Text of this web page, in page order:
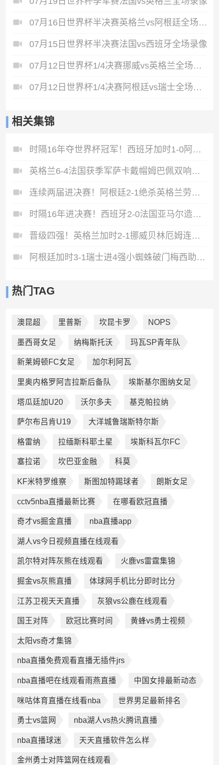
07月16日世界杯半决赛英格兰vs阿根廷全场录像
07月15日世界杯半决赛法国vs西班牙全场录像
07月12日世界杯1/4决赛挪威vs英格兰全场录像
07月12日世界杯1/4决赛阿根廷vs瑞士全场录像
相关集锦
时隔16年夺世界杯冠军！西班牙加时1-0阿根廷费兰制胜恩佐染红
英格兰6-4法国获季军萨卡戴帽姆巴佩双响创纪录奥利塞2助+失良机
连续两届进决赛！阿根廷2-1绝杀英格兰劳塔罗恩佐破门梅西两助攻
时隔16年进决赛！西班牙2-0法国亚马尔造点奥亚萨瓦尔、波罗破门
晋级四强！英格兰加时2-1挪威贝林厄姆连场双响谢尔德鲁普破门
阿根廷加时3-1瑞士进4强小蜘蛛破门梅西助攻麦卡恩博洛假摔染红
热门TAG
澳昆超 里普斯 坎昆卡罗 NOPS
墨西哥女足 纳梅斯托沃 玛瓦SP青年队
新莱姆顿FC女足 加尔利阿瓦
里奥内格罗阿吉拉斯后备队 埃斯基尔图纳女足
塔瓜廷加U20 沃尔多夫 基克帕拉纳
萨尔布吕肯U19 大洋城鲁瑞斯特尔斯
格雷纳 拉缅斯科耶土星 埃斯科瓦尔FC
塞拉诺 坎巴亚金融 科莫
KF米特罗维察 斯图加特踢球者 朗斯女足
cctv5nba直播最新比赛 在哪看欧冠直播
奇才vs掘金直播 nba直播app
湖人vs今日视频直播在线观看
凯尔特对阵灰熊在线观看 火鹿vs雷霆集锦
掘金vs灰熊直播 体球网手机比分即时比分
江苏卫视天天直播 灰狼vs公鹿在线观看
国王对阵 欧冠比赛时间 黄蜂vs勇士视频
太阳vs奇才集锦
nba直播免费观看直播无插件jrs
nba直播吧在线观看雨燕直播 中国女排最新动态
咪咕体育直播在线看nba 世界男足最新排名
勇士vs篮网 nba湖人vs热火腾讯直播
nba直播球迷 天天直播软件怎么样
金州勇士对阵篮网在线观看